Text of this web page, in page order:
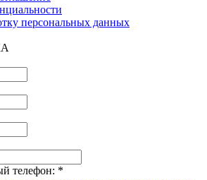
персональных данных
телефон: *